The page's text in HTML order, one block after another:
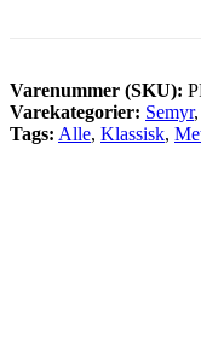
Varenummer (SKU):
Varekategorier: Semyr,
Tags: Alle, Klassisk,